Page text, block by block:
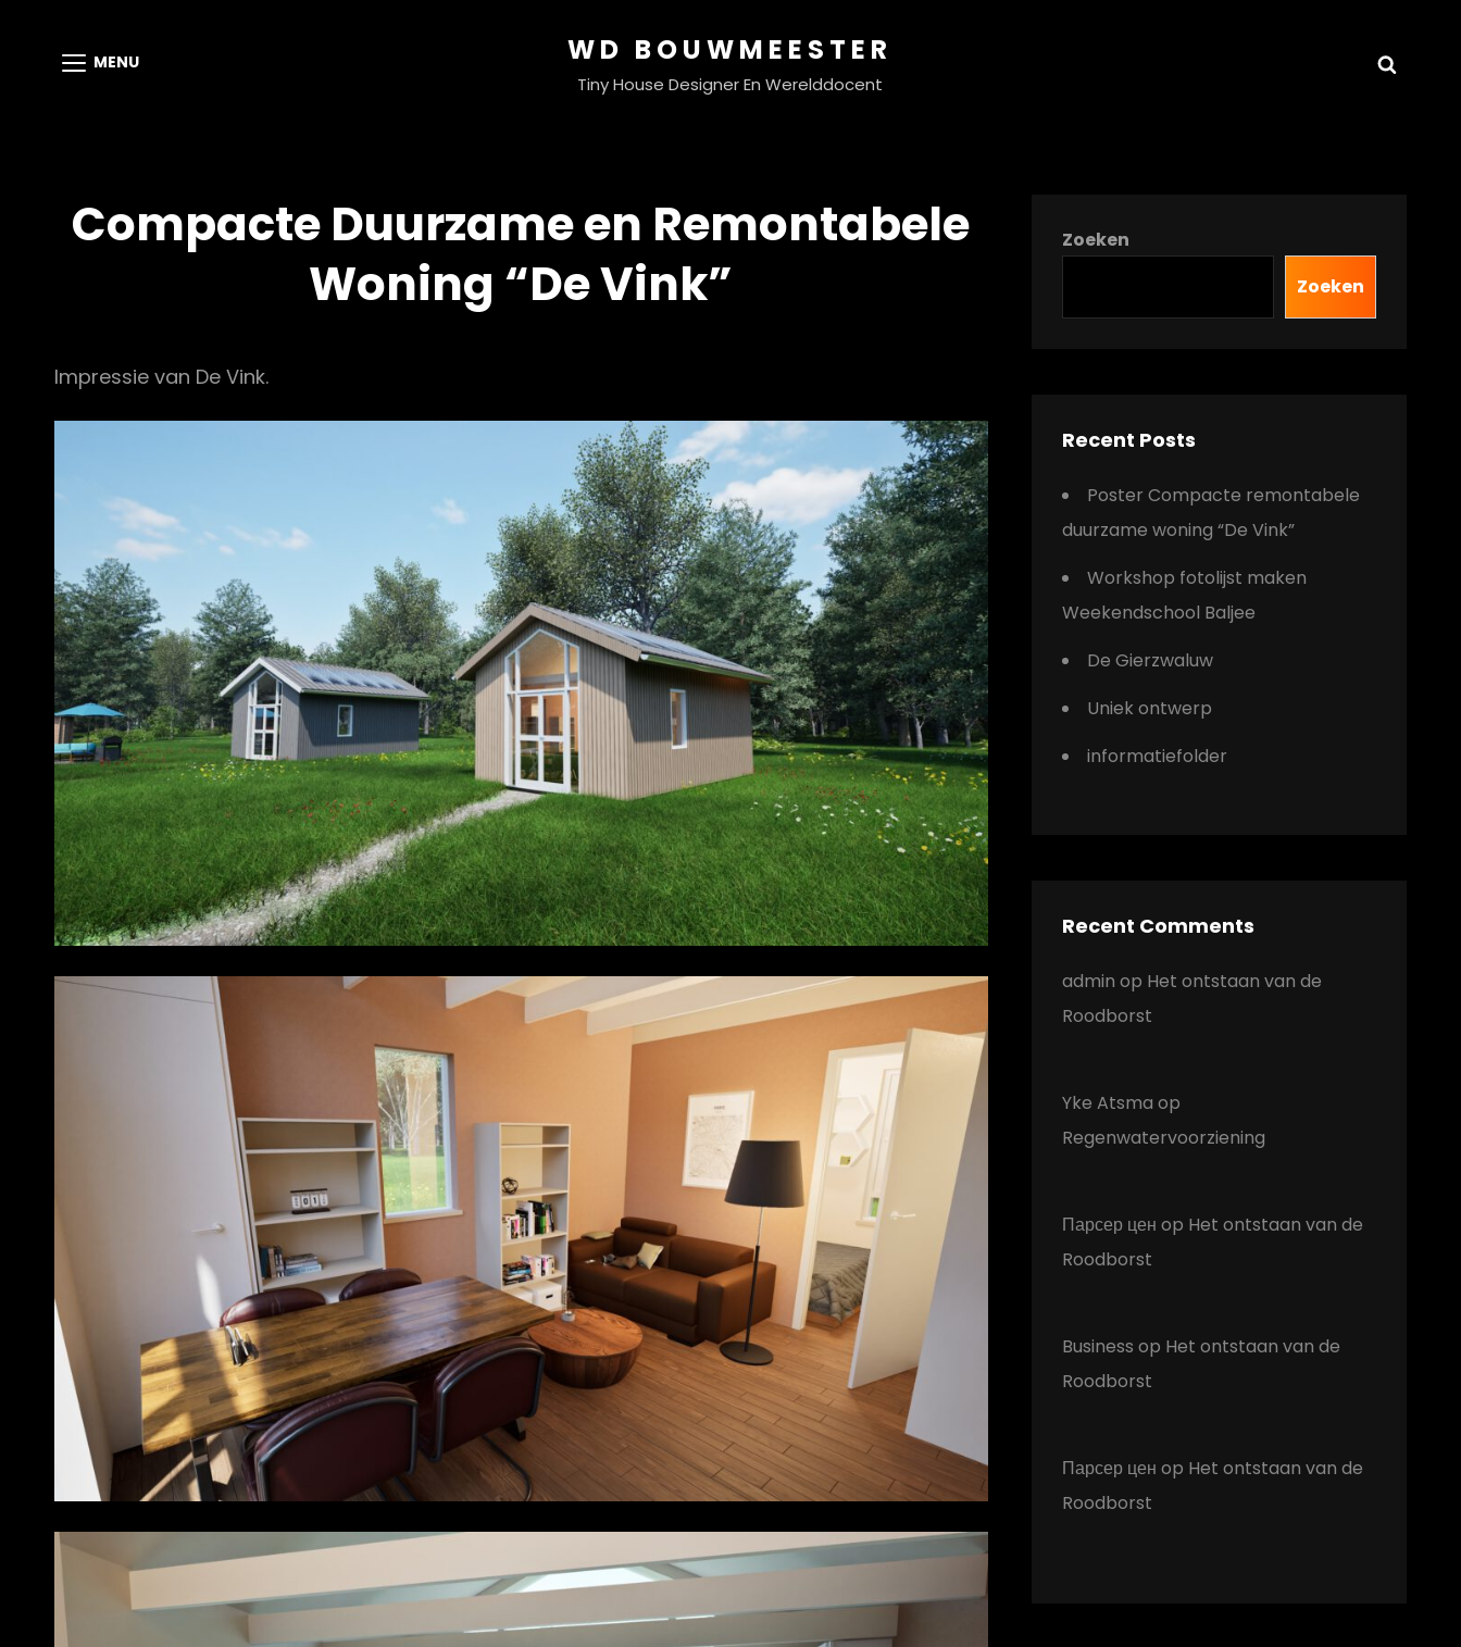
MENU WD BOUWMEESTER
Tiny House Designer En Werelddocent
Compacte Duurzame en Remontabele
Woning “De Vink”
Impressie van De Vink.
Zoeken
Zoeken
Recent Posts
Poster Compacte remontabele
duurzame woning “De Vink”
Workshop fotolijst maken
Weekendschool Baljee
De Gierzwaluw
Uniek ontwerp
informatiefolder
Recent Comments
admin op Het ontstaan van de
Roodborst
Yke Atsma op
Regenwatervoorziening
Парсер цен op Het ontstaan van de
Roodborst
Business op Het ontstaan van de
Roodborst
Парсер цен op Het ontstaan van de
Roodborst